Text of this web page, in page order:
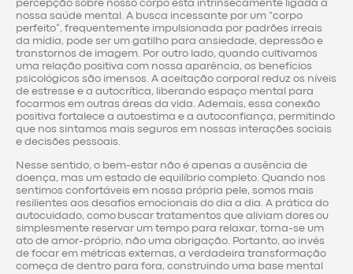
percepção sobre nosso corpo está intrinsecamente ligada à
nossa saúde mental. A busca incessante por um “corpo
perfeito”, frequentemente impulsionada por padrões irreais
da mídia, pode ser um gatilho para ansiedade, depressão e
transtornos de imagem. Por outro lado, quando cultivamos
uma relação positiva com nossa aparência, os benefícios
psicológicos são imensos. A aceitação corporal reduz os níveis
de estresse e a autocrítica, liberando espaço mental para
focarmos em outras áreas da vida. Ademais, essa conexão
positiva fortalece a autoestima e a autoconfiança, permitindo
que nos sintamos mais seguros em nossas interações sociais
e decisões pessoais.
Nesse sentido, o bem-estar não é apenas a ausência de
doença, mas um estado de equilíbrio completo. Quando nos
sentimos confortáveis em nossa própria pele, somos mais
resilientes aos desafios emocionais do dia a dia. A prática do
autocuidado, como buscar tratamentos que aliviam dores ou
simplesmente reservar um tempo para relaxar, torna-se um
ato de amor-próprio, não uma obrigação. Portanto, ao invés
de focar em métricas externas, a verdadeira transformação
começa de dentro para fora, construindo uma base mental